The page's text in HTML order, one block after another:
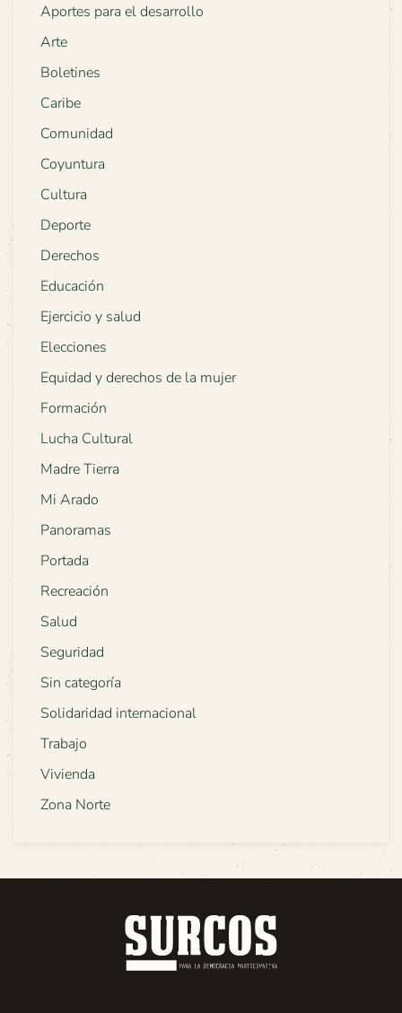
Aportes para el desarrollo
Arte
Boletines
Caribe
Comunidad
Coyuntura
Cultura
Deporte
Derechos
Educación
Ejercicio y salud
Elecciones
Equidad y derechos de la mujer
Formación
Lucha Cultural
Madre Tierra
Mi Arado
Panoramas
Portada
Recreación
Salud
Seguridad
Sin categoría
Solidaridad internacional
Trabajo
Vivienda
Zona Norte